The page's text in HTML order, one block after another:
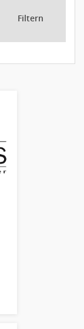
Filtern